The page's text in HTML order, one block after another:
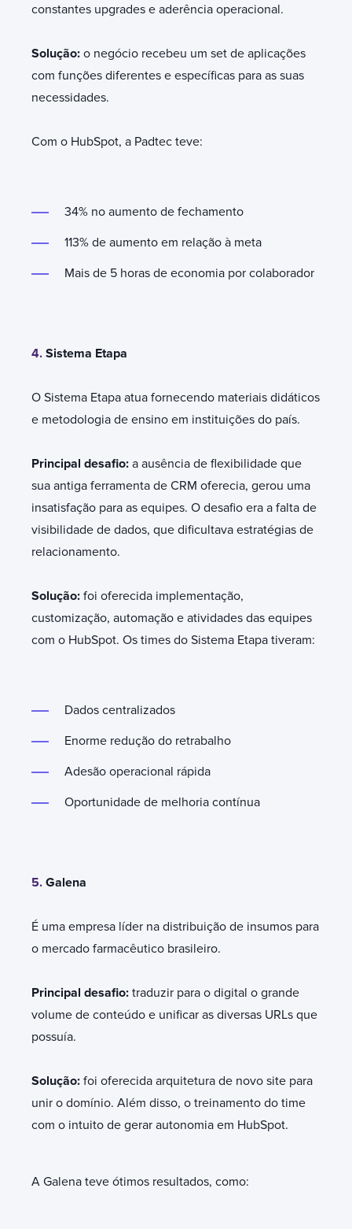
constantes upgrades e aderência operacional.
Solução: o negócio recebeu um set de aplicações
com funções diferentes e específicas para as suas
necessidades.
Com o HubSpot, a Padtec teve:
34% no aumento de fechamento
113% de aumento em relação à meta
Mais de 5 horas de economia por colaborador
4. Sistema Etapa
O Sistema Etapa atua fornecendo materiais didáticos
e metodologia de ensino em instituições do país.
Principal desafio: a ausência de flexibilidade que
sua antiga ferramenta de CRM oferecia, gerou uma
insatisfação para as equipes. O desafio era a falta de
visibilidade de dados, que dificultava estratégias de
relacionamento.
Solução: foi oferecida implementação,
customização, automação e atividades das equipes
com o HubSpot. Os times do Sistema Etapa tiveram:
Dados centralizados
Enorme redução do retrabalho
Adesão operacional rápida
Oportunidade de melhoria contínua
5. Galena
É uma empresa líder na distribuição de insumos para
o mercado farmacêutico brasileiro.
Principal desafio: traduzir para o digital o grande
volume de conteúdo e unificar as diversas URLs que
possuía.
Solução: foi oferecida arquitetura de novo site para
unir o domínio. Além disso, o treinamento do time
com o intuito de gerar autonomia em HubSpot.
A Galena teve ótimos resultados, como: